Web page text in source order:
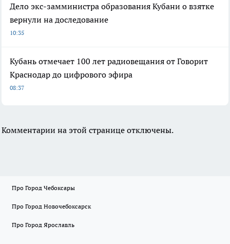
Дело экс-замминистра образования Кубани о взятке
вернули на доследование
10:35
Кубань отмечает 100 лет радиовещания от Говорит
Краснодар до цифрового эфира
08:37
Комментарии на этой странице отключены.
Про Город Чебоксары
Про Город Новочебоксарск
Про Город Ярославль